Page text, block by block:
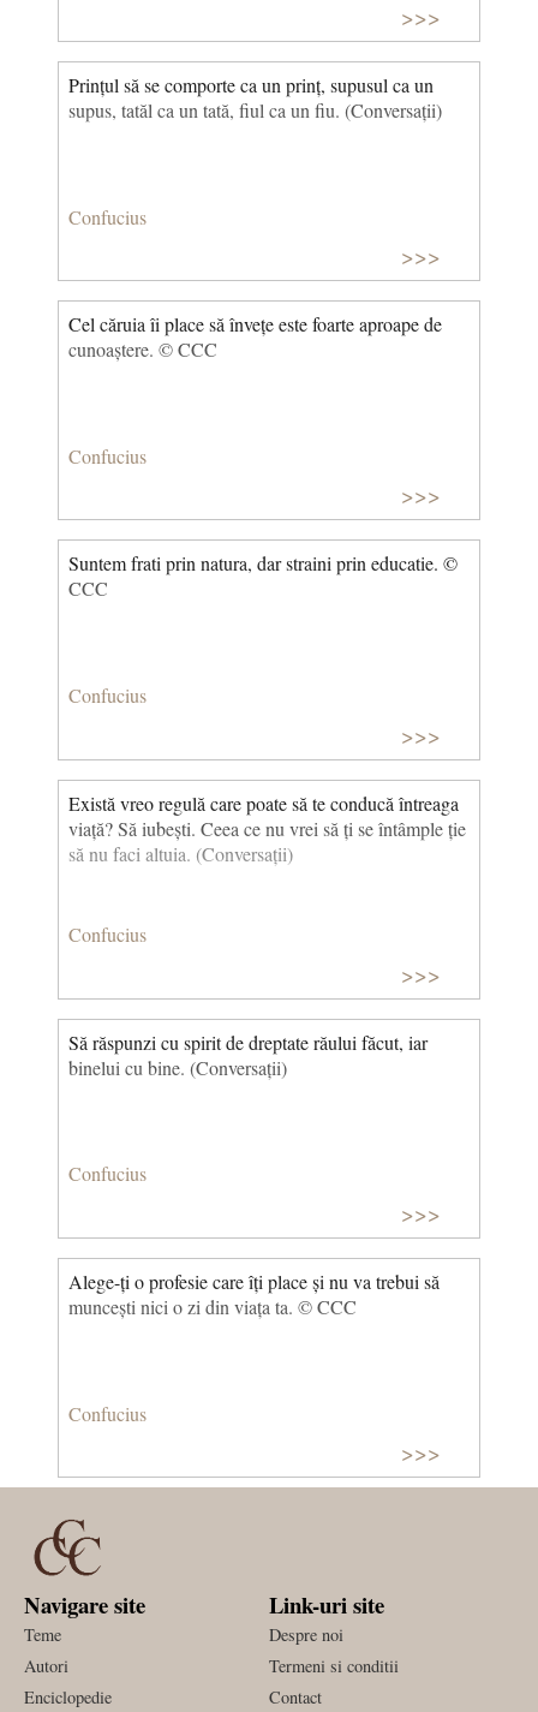
>>>
Prințul să se comporte ca un prinț, supusul ca un
supus, tatăl ca un tată, fiul ca un fiu. (Conversații)
Confucius
>>>
Cel căruia îi place să învețe este foarte aproape de
cunoaștere. © CCC
Confucius
>>>
Suntem frati prin natura, dar straini prin educatie. ©
CCC
Confucius
>>>
Există vreo regulă care poate să te conducă întreaga
viață? Să iubești. Ceea ce nu vrei să ți se întâmple ție
să nu faci altuia. (Conversații)
Confucius
>>>
Să răspunzi cu spirit de dreptate răului făcut, iar
binelui cu bine. (Conversații)
Confucius
>>>
Alege-ți o profesie care îți place și nu va trebui să
muncești nici o zi din viața ta. © CCC
Confucius
>>>
Navigare site
Teme
Autori
Enciclopedie
Link-uri site
Despre noi
Termeni si conditii
Contact